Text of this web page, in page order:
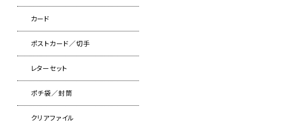
カード
ポストカード／切手
レターセット
ポチ袋／封筒
クリアファイル